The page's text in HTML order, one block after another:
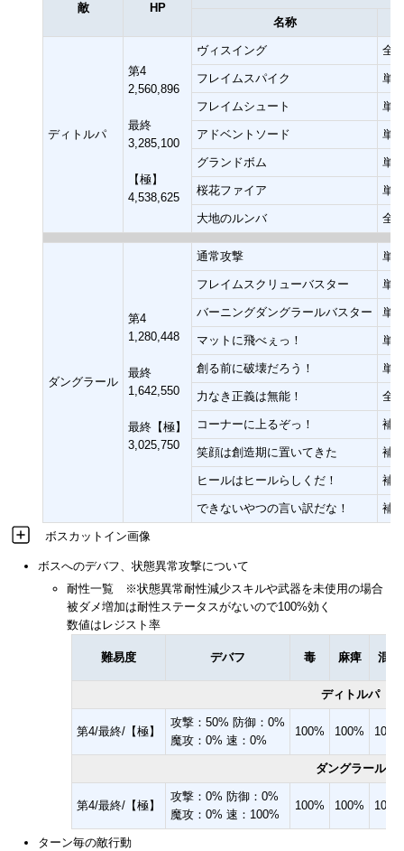
敵 HP
名称
ディトルパ
第4
2,560,896
最終
3,285,100
【極】
4,538,625
ヴィスイング 全
フレイムスパイク 単
フレイムシュート 単
アドベントソード 単
グランドボム 単
桜花ファイア 単
大地のルンバ 全
ダングラール
第4
1,280,448
最終
1,642,550
最終【極】
3,025,750
通常攻撃 単
フレイムスクリューバスター 単
バーニングダングラールバスター 単
マットに飛べぇっ！ 単
創る前に破壊だろう！ 単
力なき正義は無能！ 全
コーナーに上るぞっ！ 補
笑顔は創造期に置いてきた 補
ヒールはヒールらしくだ！ 補
できないやつの言い訳だな！ 補
ボスカットイン画像
ボスへのデバフ、状態異常攻撃について
耐性一覧 ※状態異常耐性減少スキルや武器を未使用の場合
被ダメ増加は耐性ステータスがないので100%効く
数値はレジスト率
難易度 デバフ 毒 麻痺 混乱
ディトルパ
第4/最終/【極】
攻撃：50% 防御：0%
魔攻：0% 速：0%
100% 100% 100%
ダングラール
第4/最終/【極】
攻撃：0% 防御：0%
魔攻：0% 速：100%
100% 100% 100%
ターン毎の敵行動